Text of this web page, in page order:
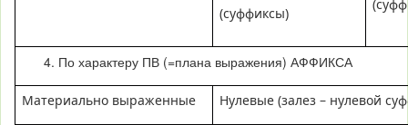
(суффиксы)
По характеру ПВ (=плана выражения) АФФИКСА
Материально выраженные Нулевые (залез – нулевой